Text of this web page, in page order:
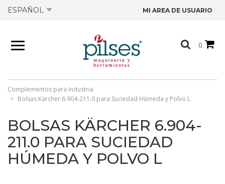
ESPAÑOL MI AREA DE USUARIO
0
PRODUCTOS
TIENDA
OFERTAS
CATÁLOGOS
Complementos para Industria
Bolsas Kärcher 6.904-211.0 para Suciedad Húmeda y Polvo L
BOLSAS KÄRCHER 6.904-
211.0 PARA SUCIEDAD
HÚMEDA Y POLVO L